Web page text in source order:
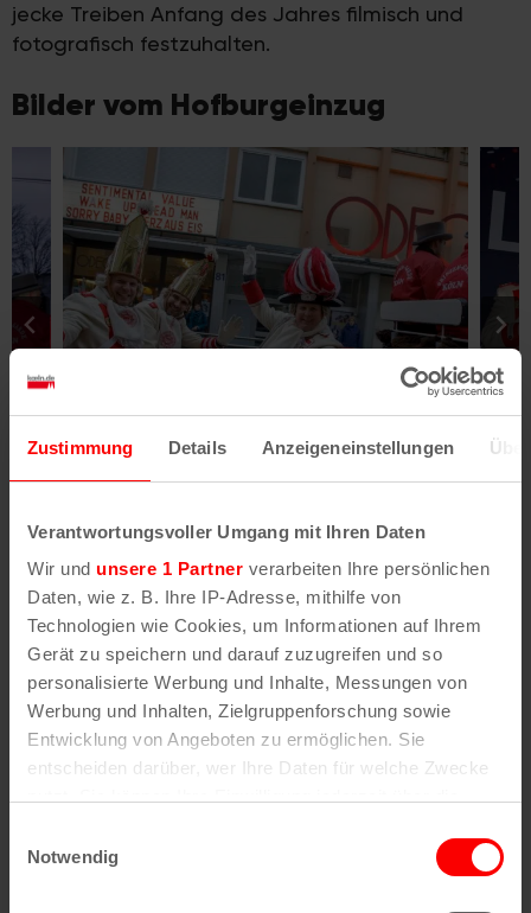
Zustimmung Details Anzeigeneinstellungen
Verantwortungsvoller Umgang mit Ihren Daten
Wir und unsere 1 Partner verarbeiten Ihre persönlichen
Daten, wie z. B. Ihre IP-Adresse, mithilfe von
Technologien wie Cookies, um Informationen auf Ihrem
Gerät zu speichern und darauf zuzugreifen und so
personalisierte Werbung und Inhalte, Messungen von
Werbung und Inhalten, Zielgruppenforschung sowie
Entwicklung von Angeboten zu ermöglichen. Sie
entscheiden darüber, wer Ihre Daten für welche Zwecke
Trigger Symbol ändern oder widerrufen
Notwendig
jecke Treiben Anfang des Jahres filmisch und
fotografisch festzuhalten.
Bilder vom Hofburgeinzug
Gut 3 Kilometer Fußmarsch lag hinter den
Karnevalisten, als Herbergsvater und Hoteldirektor
Holger Hess das Trifolium aus den Reihen der
Prinzen-Garde Köln im Dorint-Hotel begrüßte.
Dort, in der Hofburg, residieren Prinz Niklas I.
(Jüngling), Bauer Clemens (von Blanckert)
und Jungfrau Aenne (Stefan Blatt) während der
kommenden Wochen bis zum Sessionshöhepunkt